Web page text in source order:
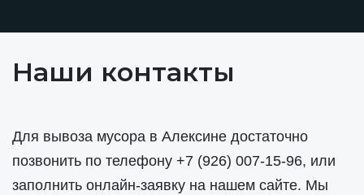
Наши контакты
Для вывоза мусора в Алексине достаточно
позвонить по телефону +7 (926) 007-15-96, или
заполнить онлайн-заявку на нашем сайте. Мы